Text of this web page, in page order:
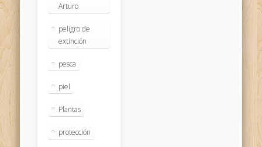
Arturo
peligro de
extinción
pesca
piel
Plantas
protección